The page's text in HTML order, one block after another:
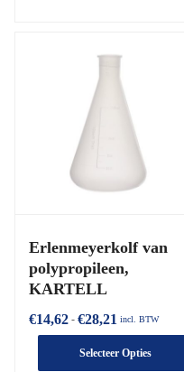
Erlenmeyerkolf van
polypropileen,
KARTELL
€14,62 - €28,21 incl. BTW
Selecteer Opties